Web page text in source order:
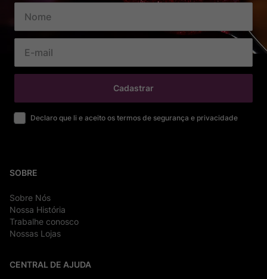
Cadastrar
Declaro que li e aceito os termos de segurança e privacidade
SOBRE
Sobre Nós
Nossa História
Trabalhe conosco
Nossas Lojas
CENTRAL DE AJUDA